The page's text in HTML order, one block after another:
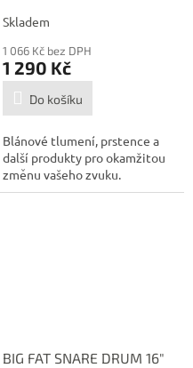
Skladem
1 066 Kč bez DPH
1 290 Kč
Do košíku
Blánové tlumení, prstence a
další produkty pro okamžitou
změnu vašeho zvuku.
BIG FAT SNARE DRUM 16"